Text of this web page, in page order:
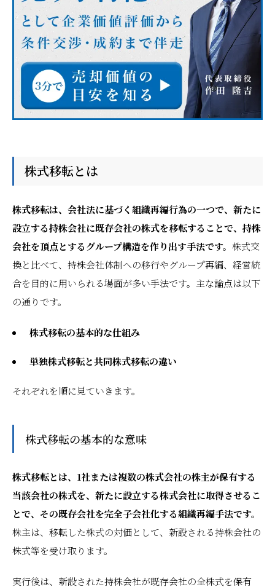
株式移転とは
株式移転は、会社法に基づく組織再編行為の一つで、新たに
設立する持株会社に既存会社の株式を移転することで、持株
会社を頂点とするグループ構造を作り出す手法です。 株式交
換と比べて、持株会社体制への移行やグループ再編、経営統
合を目的に用いられる場面が多い手法です。主な論点は以下
の通りです。
株式移転の基本的な仕組み
単独株式移転と共同株式移転の違い
それぞれを順に見ていきます。
株式移転の基本的な意味
株式移転とは、1社または複数の株式会社の株主が保有する
当該会社の株式を、新たに設立する株式会社に取得させるこ
とで、その既存会社を完全子会社化する組織再編手法です。
株主は、移転した株式の対価として、新設される持株会社の
株式等を受け取ります。
実行後は、新設された持株会社が既存会社の全株式を保有